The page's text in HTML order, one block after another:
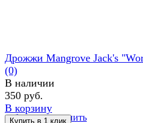
избранное сравнить
Дрожжи Mangrove Jack's
(0)
В наличии
350 руб.
В корзину